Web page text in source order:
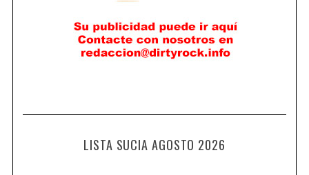
LISTA SUCIA AGOSTO 2026